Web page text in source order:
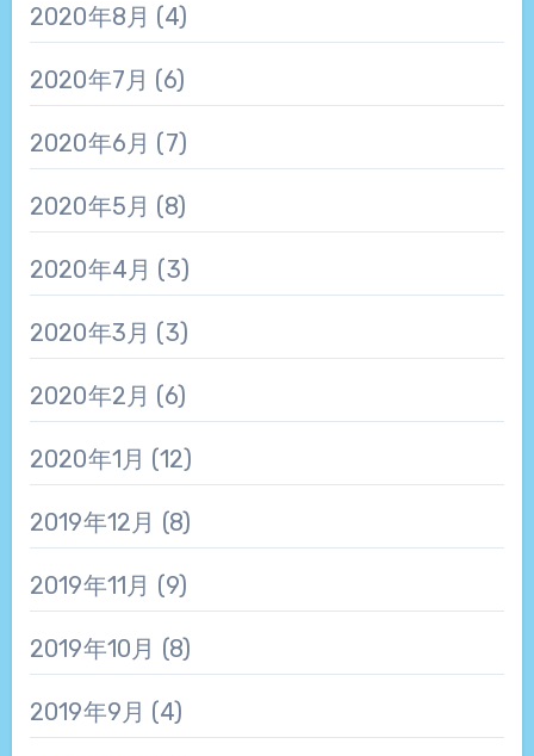
2020年8月 (4)
2020年7月 (6)
2020年6月 (7)
2020年5月 (8)
2020年4月 (3)
2020年3月 (3)
2020年2月 (6)
2020年1月 (12)
2019年12月 (8)
2019年11月 (9)
2019年10月 (8)
2019年9月 (4)